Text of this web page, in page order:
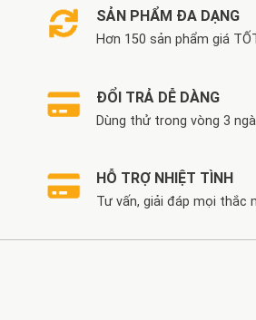
SẢN PHẨM ĐA DẠNG
Hơn 150 sản phẩm giá
ĐỔI TRẢ DỄ DÀNG
Dùng thử trong vòng 3
HỖ TRỢ NHIỆT TÌNH
Tư vấn, giải đáp mọi thắc